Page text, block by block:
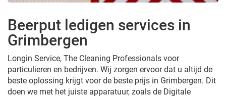
Beerput ledigen services in
Grimbergen
Longin Service, The Cleaning Professionals voor
particulieren en bedrijven. Wij zorgen ervoor dat u altijd de
beste oplossing krijgt voor de beste prijs in Grimbergen. Dit
doen we met het juiste apparatuur, zoals de Digitale